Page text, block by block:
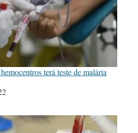
terá teste de malária